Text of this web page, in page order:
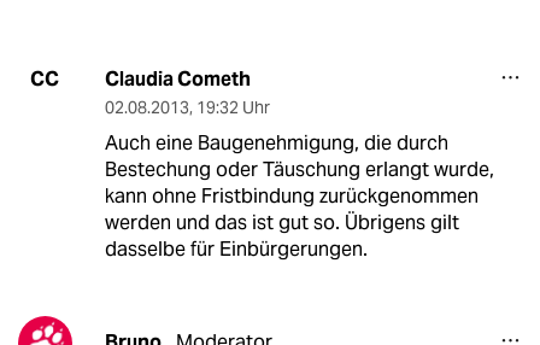
CC Claudia Cometh
02.08.2013, 19:32 Uhr
Auch eine Baugenehmigung, die durch
Bestechung oder Täuschung erlangt wurde,
kann ohne Fristbindung zurückgenommen
werden und das ist gut so. Übrigens gilt
dasselbe für Einbürgerungen.